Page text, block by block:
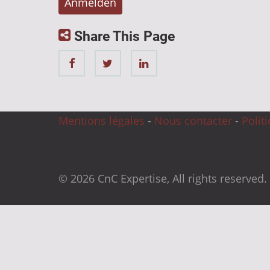
Share This Page
Mentions légales - Nous contacter -
© 2026 CnC Expertise, All rights reserved.